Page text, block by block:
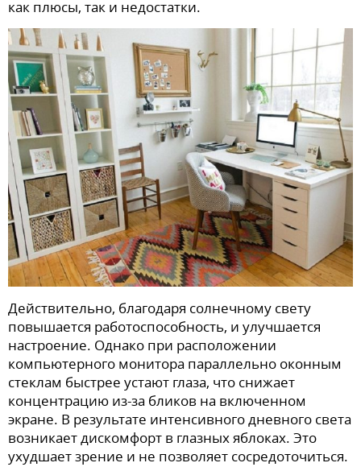
как плюсы, так и недостатки.
Действительно, благодаря солнечному свету
повышается работоспособность, и улучшается
настроение. Однако при расположении
компьютерного монитора параллельно оконным
стеклам быстрее устают глаза, что снижает
концентрацию из-за бликов на включенном
экране. В результате интенсивного дневного света
возникает дискомфорт в глазных яблоках. Это
ухудшает зрение и не позволяет сосредоточиться.